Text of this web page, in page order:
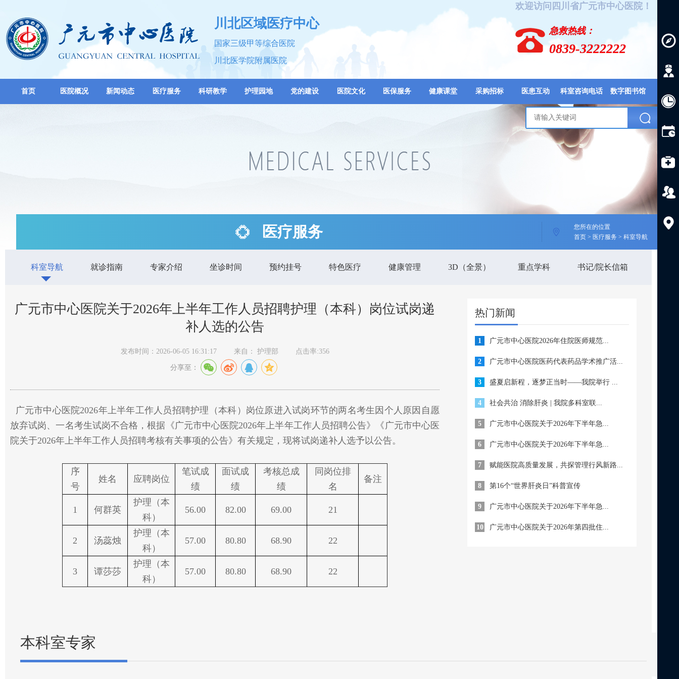
川北区域医疗中心
国家三级甲等综合医院
川北医学院附属医院
欢迎访问四川省广元市中心医院！
急救热线：
0839-3222222
首页 医院概况 新闻动态 医疗服务 科研教学 护理园地 党的建设 医院文化 医保服务 健康课堂 采购招标 医患互动 科室咨询电话 数字图书馆
医疗服务
您所在的位置
首页 > 医疗服务 > 科室导航
科室导航 就诊指南 专家介绍 坐诊时间 预约挂号 特色医疗 健康管理 3D（全景） 重点学科 书记/院长信箱
广元市中心医院关于2026年上半年工作人员招聘护理（本科）岗位试岗递
补人选的公告
发布时间：2026-06-05 16:31:17 来自： 护理部 点击率:356
分享至：
广元市中心医院2026年上半年工作人员招聘护理（本科）岗位原进入试岗环节的两名考生因个人原因自愿
放弃试岗、一名考生试岗不合格，根据《广元市中心医院2026年上半年工作人员招聘公告》《广元市中心医
院关于2026年上半年工作人员招聘考核有关事项的公告》有关规定，现将试岗递补人选予以公告。
序
号
姓名 应聘岗位
笔试成
绩
面试成
绩
考核总成
绩
同岗位排
名
备注
1 何群英
护理（本
科）
56.00 82.00 69.00 21
2 汤蕊烛
护理（本
科）
57.00 80.80 68.90 22
3 谭莎莎
护理（本
科）
57.00 80.80 68.90 22
本科室专家
热门新闻
1 广元市中心医院2026年住院医师规范...
2 广元市中心医院医药代表药品学术推广活...
3 盛夏启新程，逐梦正当时——我院举行 ...
4 社会共治 消除肝炎 | 我院多科室联...
5 广元市中心医院关于2026年下半年急...
6 广元市中心医院关于2026年下半年急...
7 赋能医院高质量发展，共探管理行风新路...
8 第16个“世界肝炎日”科普宣传
9 广元市中心医院关于2026年下半年急...
10 广元市中心医院关于2026年第四批住...